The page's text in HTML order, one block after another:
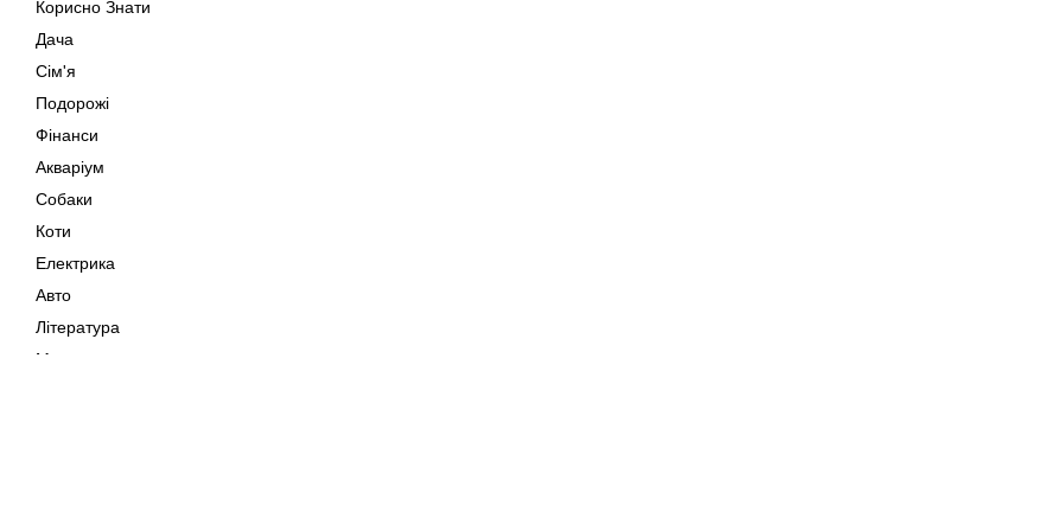
Корисно Знати
Дача
Сім'я
Подорожі
Фінанси
Акваріум
Собаки
Коти
Електрика
Авто
Література
Музика